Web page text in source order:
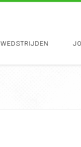
WEDSTRIJDEN